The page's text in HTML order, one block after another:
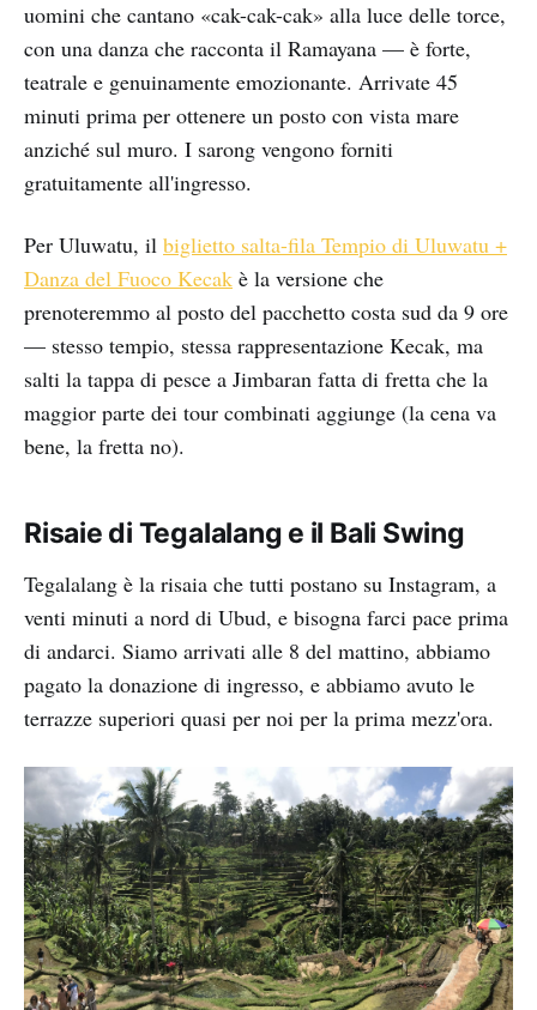
uomini che cantano «cak-cak-cak» alla luce delle torce,
con una danza che racconta il Ramayana — è forte,
teatrale e genuinamente emozionante. Arrivate 45
minuti prima per ottenere un posto con vista mare
anziché sul muro. I sarong vengono forniti
gratuitamente all'ingresso.
Per Uluwatu, il biglietto salta-fila Tempio di Uluwatu +
Danza del Fuoco Kecak è la versione che
prenoteremmo al posto del pacchetto costa sud da 9 ore
— stesso tempio, stessa rappresentazione Kecak, ma
salti la tappa di pesce a Jimbaran fatta di fretta che la
maggior parte dei tour combinati aggiunge (la cena va
bene, la fretta no).
Risaie di Tegalalang e il Bali Swing
Tegalalang è la risaia che tutti postano su Instagram, a
venti minuti a nord di Ubud, e bisogna farci pace prima
di andarci. Siamo arrivati alle 8 del mattino, abbiamo
pagato la donazione di ingresso, e abbiamo avuto le
terrazze superiori quasi per noi per la prima mezz'ora.